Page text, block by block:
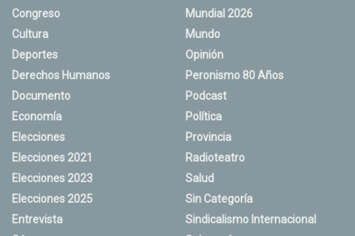
Congreso
Cultura
Deportes
Derechos Humanos
Documento
Economía
Elecciones
Elecciones 2021
Elecciones 2023
Elecciones 2025
Entrevista
Mundial 2026
Mundo
Opinión
Peronismo 80 Años
Podcast
Política
Provincia
Radioteatro
Salud
Sin Categoría
Sindicalismo Internacional